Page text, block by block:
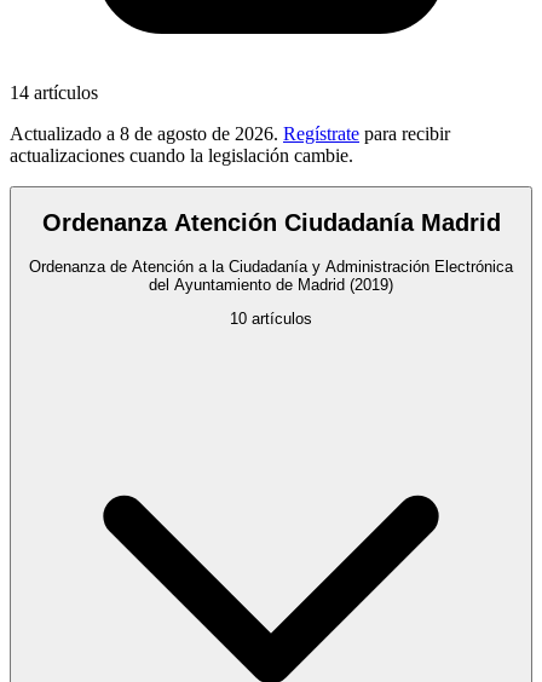
14 artículos
Actualizado a 8 de agosto de 2026. Regístrate para recibir
actualizaciones cuando la legislación cambie.
Ordenanza Atención Ciudadanía Madrid
Ordenanza de Atención a la Ciudadanía y Administración Electrónica
del Ayuntamiento de Madrid (2019)
10 artículos